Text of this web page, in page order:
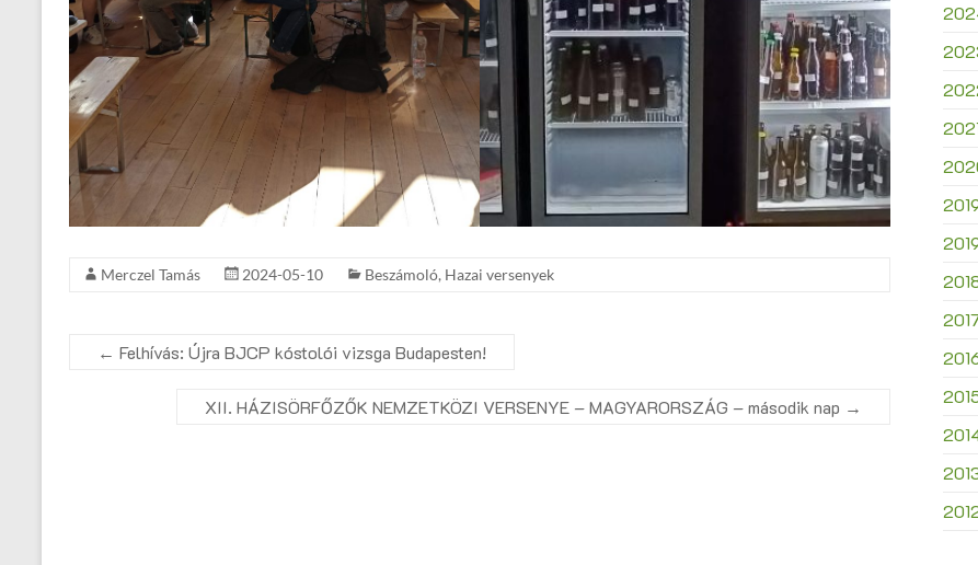
Merczel Tamás 2024-05-10 Beszámoló, Hazai versenyek
← Felhívás: Újra BJCP kóstolói vizsga Budapesten!
XII. HÁZISÖRFŐZŐK NEMZETKÖZI VERSENYE – MAGYARORSZÁG – második nap →